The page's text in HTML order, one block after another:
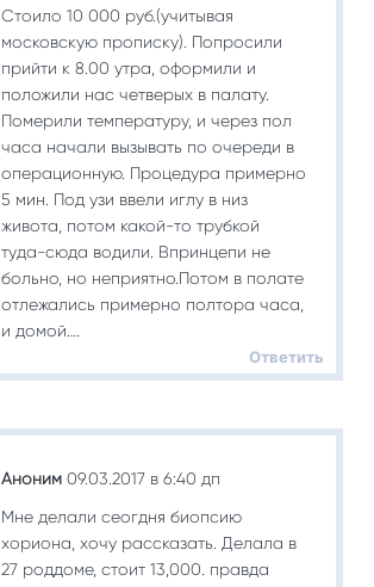
Стоило 10 000 руб.(учитывая
московскую прописку). Попросили
прийти к 8.00 утра, оформили и
положили нас четверых в палату.
Померили температуру, и через пол
часа начали вызывать по очереди в
операционную. Процедура примерно
5 мин. Под узи ввели иглу в низ
живота, потом какой-то трубкой
туда-сюда водили. Впринцепи не
больно, но неприятно.Потом в полате
отлежались примерно полтора часа,
и домой….
Ответить
Аноним 09.03.2017 в 6:40 дп
Мне делали сеогдня биопсию
хориона, хочу рассказать. Делала в
27 роддоме, стоит 13,000. правда